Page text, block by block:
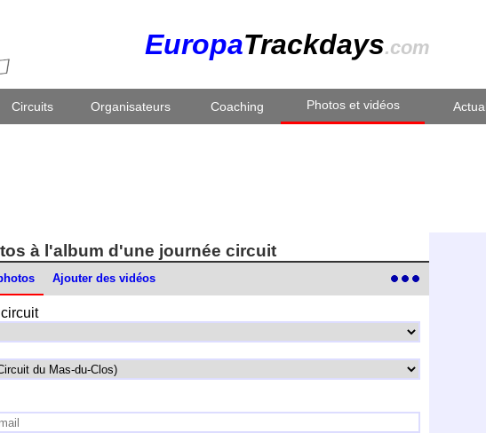
EuropaTrackdays.com
Circuits Organisateurs Coaching Photos et vidéos
à l'album d'une journée circuit
Ajouter des vidéos